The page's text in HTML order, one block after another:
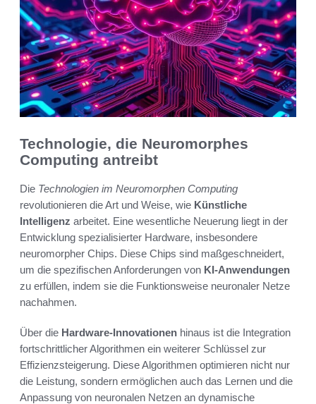
Technologie, die Neuromorphes
Computing antreibt
Die Technologien im Neuromorphen Computing
revolutionieren die Art und Weise, wie Künstliche
Intelligenz arbeitet. Eine wesentliche Neuerung liegt in der
Entwicklung spezialisierter Hardware, insbesondere
neuromorpher Chips. Diese Chips sind maßgeschneidert,
um die spezifischen Anforderungen von KI-Anwendungen
zu erfüllen, indem sie die Funktionsweise neuronaler Netze
nachahmen.
Über die Hardware-Innovationen hinaus ist die Integration
fortschrittlicher Algorithmen ein weiterer Schlüssel zur
Effizienzsteigerung. Diese Algorithmen optimieren nicht nur
die Leistung, sondern ermöglichen auch das Lernen und die
Anpassung von neuronalen Netzen an dynamische